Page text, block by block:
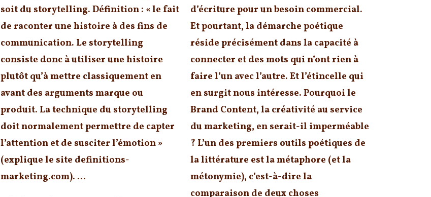
soit du storytelling. Définition : « le fait
de raconter une histoire à des fins de
communication. Le storytelling
consiste donc à utiliser une histoire
plutôt qu’à mettre classiquement en
avant des arguments marque ou
produit. La technique du storytelling
doit normalement permettre de capter
l’attention et de susciter l’émotion »
(explique le site definitions-
marketing.com). ...
d’écriture pour un besoin commercial.
Et pourtant, la démarche poétique
réside précisément dans la capacité à
connecter et des mots qui n’ont rien à
faire l’un avec l’autre. Et l’étincelle qui
en surgit nous intéresse. Pourquoi le
Brand Content, la créativité au service
du marketing, en serait-il imperméable
? L’un des premiers outils poétiques de
la littérature est la métaphore (et la
métonymie), c’est-à-dire la
comparaison de deux choses